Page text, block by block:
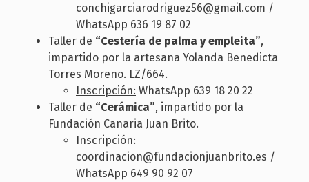
conchigarciarodriguez56@gmail.com /
WhatsApp 636 19 87 02
Taller de “Cestería de palma y empleita”,
impartido por la artesana Yolanda Benedicta
Torres Moreno. LZ/664.
Inscripción: WhatsApp 639 18 20 22
Taller de “Cerámica”, impartido por la
Fundación Canaria Juan Brito.
Inscripción:
coordinacion@fundacionjuanbrito.es /
WhatsApp 649 90 92 07